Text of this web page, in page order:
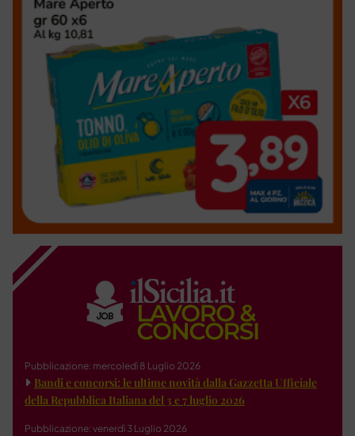
Pubblicazione: mercoledì 8 Luglio 2026
Bandi e concorsi: le ultime novità dalla Gazzetta Ufficiale
della Repubblica Italiana del 3 e 7 luglio 2026
Pubblicazione: venerdì 3 Luglio 2026